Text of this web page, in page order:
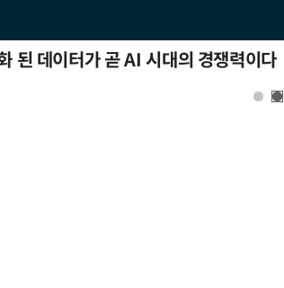
된 데이터가 곧 AI 시대의 경쟁력이다